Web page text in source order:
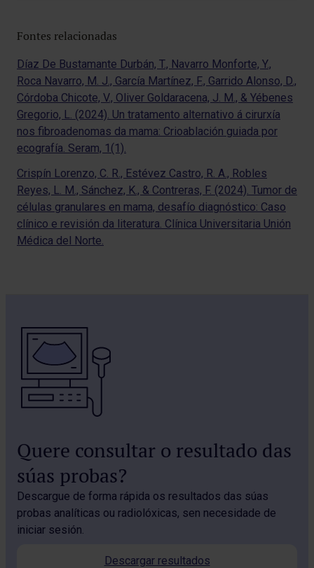
Fontes relacionadas
Díaz De Bustamante Durbán, T., Navarro Monforte, Y.,
Roca Navarro, M. J., García Martínez, F., Garrido Alonso, D.,
Córdoba Chicote, V., Oliver Goldaracena, J. M., & Yébenes
Gregorio, L. (2024). Un tratamento alternativo á cirurxía
nos fibroadenomas da mama: Crioablación guiada por
ecografía. Seram, 1(1).
Crispín Lorenzo, C. R., Estévez Castro, R. A., Robles
Reyes, L. M., Sánchez, K., & Contreras, F. (2024). Tumor de
células granulares en mama, desafío diagnóstico: Caso
clínico e revisión da literatura. Clínica Universitaria Unión
Médica del Norte.
Quere consultar o resultado das
súas probas?
Descargue de forma rápida os resultados das súas
probas analíticas ou radiolóxicas, sen necesidade de
iniciar sesión.
Descargar resultados